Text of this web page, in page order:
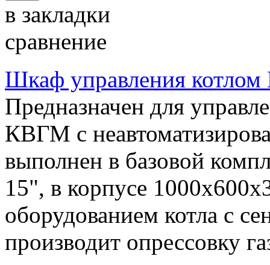
в закладки
сравнение
Шкаф управления
Предназначен для
КВГМ с
выполнен в базовой
15", в корпусе
оборудованием котла с
производит опрессовку